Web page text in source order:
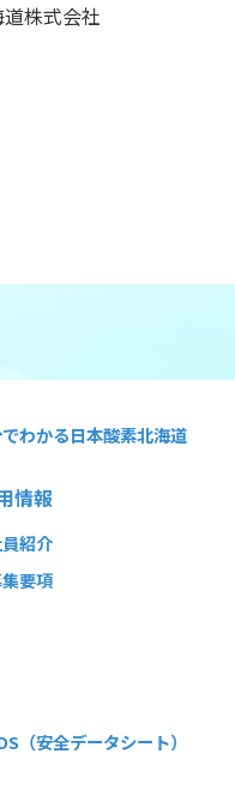
株式会社
わかる日本酸素北海道
情報
紹介
要項
（安全データシート）